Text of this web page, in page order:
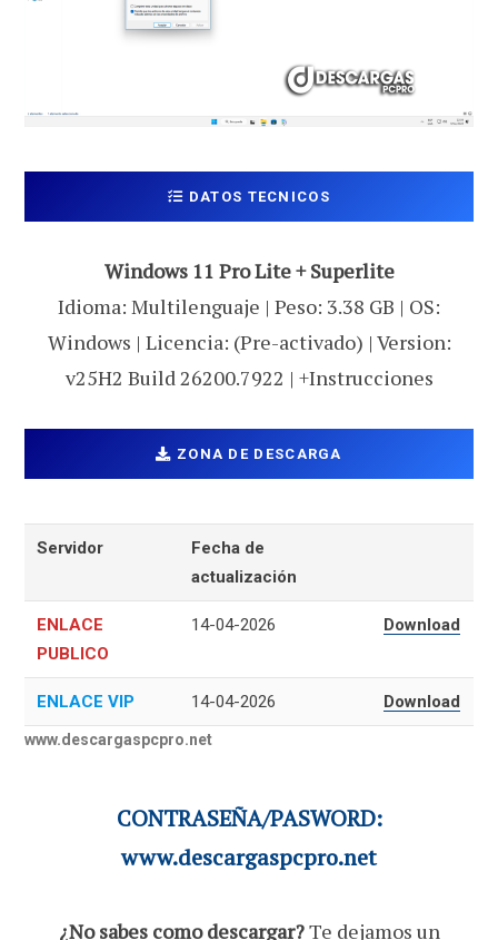
DATOS TECNICOS
Windows 11 Pro Lite + Superlite
Idioma: Multilenguaje | Peso: 3.38 GB | OS:
Windows | Licencia: (Pre-activado) | Version:
v25H2 Build 26200.7922 | +Instrucciones
ZONA DE DESCARGA
Servidor
Fecha de
actualización
ENLACE
PUBLICO
14-04-2026 Download
ENLACE VIP 14-04-2026 Download
www.descargaspcpro.net
CONTRASEÑA/PASWORD:
www.descargaspcpro.net
¿No sabes como descargar?Te dejamos un